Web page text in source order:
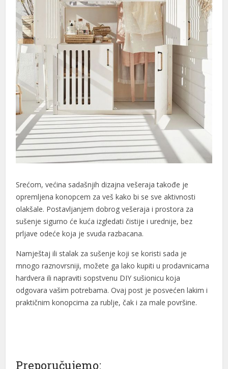
Srećom, većina sadašnjih dizajna vešeraja takođe je
opremljena konopcem za veš kako bi se sve aktivnosti
olakšale. Postavljanjem dobrog vešeraja i prostora za
sušenje sigurno će kuća izgledati čistije i urednije, bez
prljave odeće koja je svuda razbacana.
Namještaj ili stalak za sušenje koji se koristi sada je
mnogo raznovrsniji, možete ga lako kupiti u prodavnicama
hardvera ili napraviti sopstvenu DIY sušionicu koja
odgovara vašim potrebama. Ovaj post je posvećen lakim i
praktičnim konopcima za rublje, čak i za male površine.
Preporučujemo: